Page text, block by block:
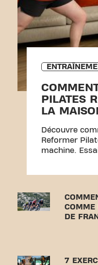
PILATES
LA
Découvre
Reformer
machine.
COMME
DE
7